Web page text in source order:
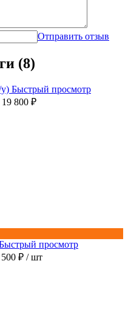
Отправить отзыв
(8)
Быстрый просмотр
19 800 ₽
просмотр
500 ₽ / шт